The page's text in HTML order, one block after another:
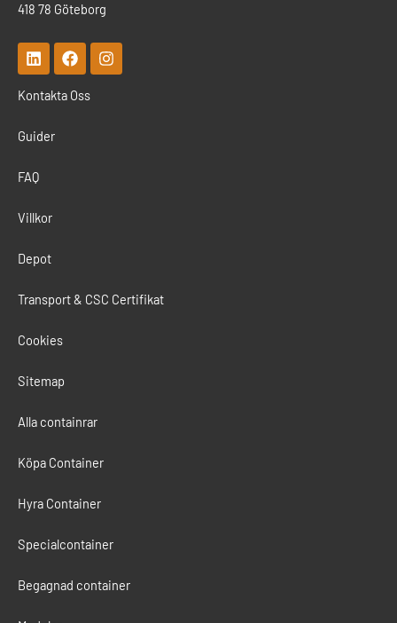
418 78 Göteborg
L
i
k
d
i
F
a
e
I
n
Kontakta Oss
Guider
FAQ
Villkor
Depot
Transport & CSC Certifikat
Cookies
Sitemap
Alla containrar
Köpa Container
Hyra Container
Specialcontainer
Begagnad container